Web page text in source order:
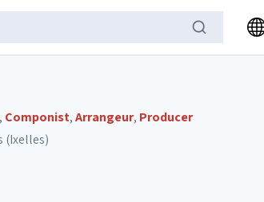
, Componist,Arrangeur, Producer
(Ixelles)